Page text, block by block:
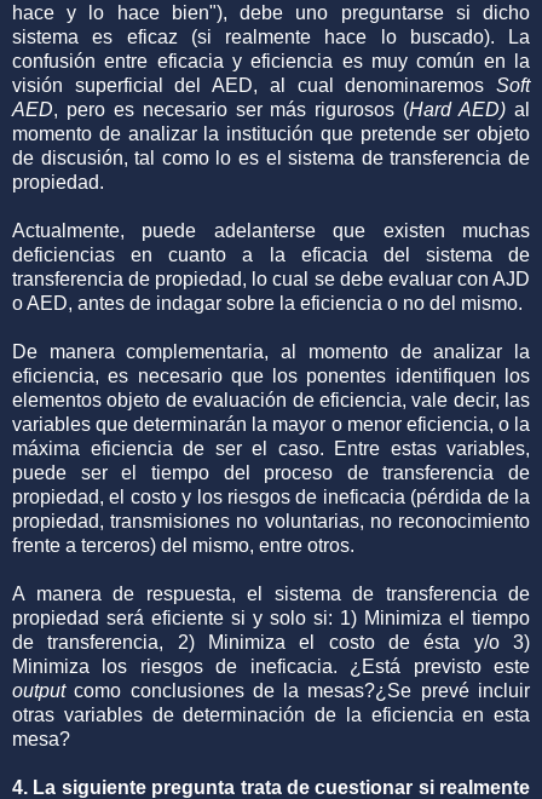
hace y lo hace bien"), debe uno preguntarse si dicho
sistema es eficaz (si realmente hace lo buscado). La
confusión entre eficacia y eficiencia es muy común en la
visión superficial del AED, al cual denominaremos Soft
AED, pero es necesario ser más rigurosos (Hard AED) al
momento de analizar la institución que pretende ser objeto
de discusión, tal como lo es el sistema de transferencia de
propiedad.
Actualmente, puede adelanterse que existen muchas
deficiencias en cuanto a la eficacia del sistema de
transferencia de propiedad, lo cual se debe evaluar con AJD
o AED, antes de indagar sobre la eficiencia o no del mismo.
De manera complementaria, al momento de analizar la
eficiencia, es necesario que los ponentes identifiquen los
elementos objeto de evaluación de eficiencia, vale decir, las
variables que determinarán la mayor o menor eficiencia, o la
máxima eficiencia de ser el caso. Entre estas variables,
puede ser el tiempo del proceso de transferencia de
propiedad, el costo y los riesgos de ineficacia (pérdida de la
propiedad, transmisiones no voluntarias, no reconocimiento
frente a terceros) del mismo, entre otros.
A manera de respuesta, el sistema de transferencia de
propiedad será eficiente si y solo si: 1) Minimiza el tiempo
de transferencia, 2) Minimiza el costo de ésta y/o 3)
Minimiza los riesgos de ineficacia. ¿Está previsto este
outputcomo conclusiones de la mesas?¿Se prevé incluir
otras variables de determinación de la eficiencia en esta
mesa?
4. La siguiente pregunta trata de cuestionar si realmente